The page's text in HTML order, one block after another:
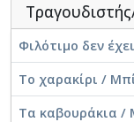
Φιλότιμο δεν
Το χαρακίρι /
Τα καβουράκια /